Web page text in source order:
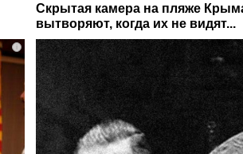
Скрытая камера на пляже
вытворяют, когда их не видят...
i